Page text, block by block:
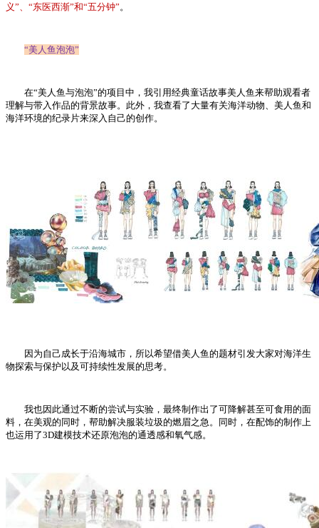
义”、“东医西渐”和“五分钟” 。
“美人鱼泡泡”
在“美人鱼与泡泡”的项目中，我引用经典童话故事美人鱼来帮助观看者
理解与带入作品的背景故事。此外，我查看了大量有关海洋动物、美人鱼和
海洋环境的纪录片来深入自己的创作。
因为自己成长于沿海城市，所以希望借美人鱼的题材引发大家对海洋生
物探索与保护以及可持续性发展的思考。
我也因此通过不断的尝试与实验，最终制作出了可降解甚至可食用的面
料，在美观的同时，帮助解决服装垃圾的燃眉之急。同时，在配饰的制作上
也运用了3D建模技术还原泡泡的通透感和氧气感。